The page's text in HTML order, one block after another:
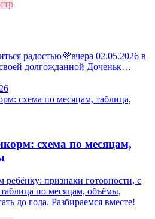
радостью💜вчера 02.05.2026 в
долгожданной Доченьк…
схема по месяцам,
ребёнку: признаки готовности, с
таблица по месяцам, объёмы,
до года. Разбираемся вместе!